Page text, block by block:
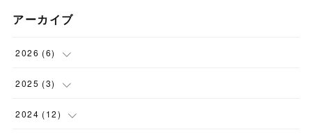
アーカイブ
2026 (6)
(6
2025 (3)
(1)
2024 (12)